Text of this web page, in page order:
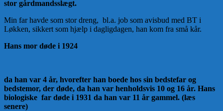
stor gårdmandsslægt.
Min far havde som stor dreng, bl.a. job som avisbud med BT i
Løkken, sikkert som hjælp i dagligdagen, han kom fra små kår.
Hans mor døde i 1924
da han var 4 år, hvorefter han boede hos sin bedstefar og
bedstemor, der døde, da han var henholdsvis 10 og 16 år. Hans
biologiske far døde i 1931 da han var 11 år gammel. (læs
senere)